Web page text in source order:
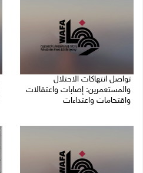
تواصل انتهاكات الاحتلال
والمستعمرين: إصابات واعتقالات
واقتحامات واعتداءات